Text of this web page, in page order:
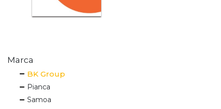
Marca
BK Group
Pianca
Samoa